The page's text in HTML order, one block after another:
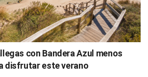
con Bandera Azul menos
disfrutar este verano